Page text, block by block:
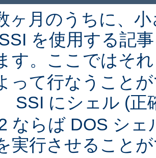
ヶ月のうちに、
を使用する記
す。ここではそ
って行なうこと
SSI にシェル (
ならば DOS シェ
実行させること